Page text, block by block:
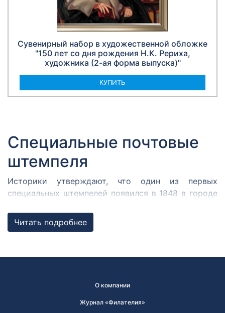
Сувенирный набор в художественной обложке
"150 лет со дня рождения Н.К. Рериха,
художника (2-ая форма выпуска)"
КУПИТЬ
Специальные почтовые
штемпеля
Историки утверждают, что один из первых
специальных штемпелей появился в 1848 в городе
собрался Кромержижский парламент.
Парламентарии решили отметить его работу
В России первым специальным штемпелем принято
считать почтовый штемпель Политехнической
Читать подробнее
О компании
Журнал «Филателия»